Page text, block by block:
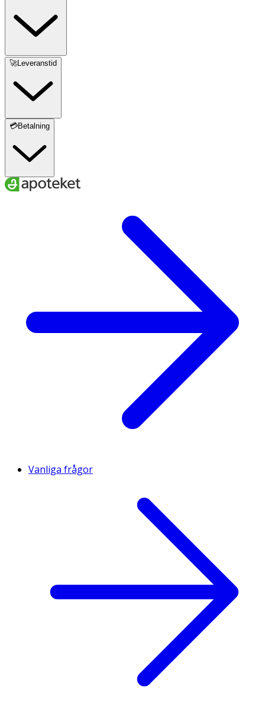
🚀Leveranstid
💳Betalning
Vanliga frågor